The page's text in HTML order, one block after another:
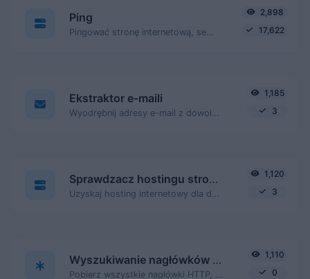
Ping
2,898
17,622
Ekstraktor e-maili
1,185
3
Sprawdzacz hostingu strony internetowej
1,120
3
Wyszukiwanie nagłówków HTTP
1,110
0